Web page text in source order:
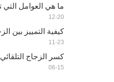
12-20
11-23
كسر الزجاج التلقائي
06-15